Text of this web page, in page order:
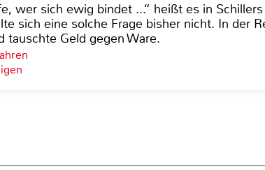
wer sich ewig bindet ...“ heißt es in
sich eine solche Frage bisher nicht. In der
tauschte Geld gegen Ware.